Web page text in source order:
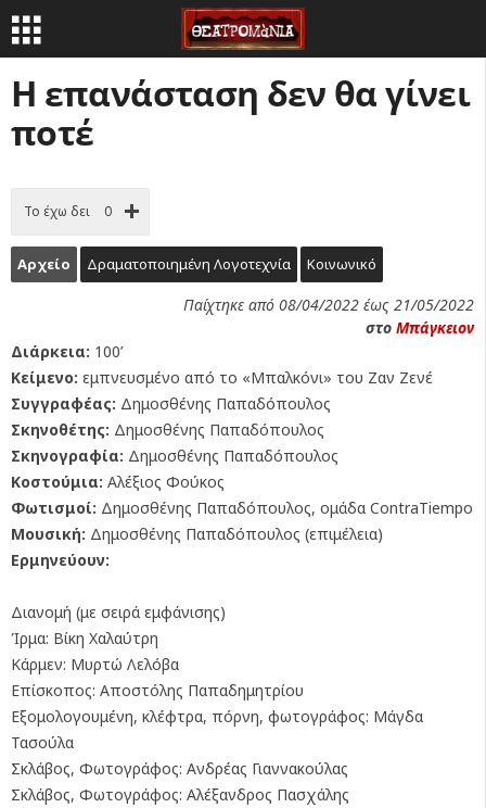
Η επανάσταση δεν θα γίνει
ποτέ
Το έχω δει 0
Αρχείο Δραματοποιημένη Λογοτεχνία Κοινωνικό
Παίχτηκε από 08/04/2022 έως 21/05/2022
στο Μπάγκειον
Διάρκεια: 100’
Κείμενο: εμπνευσμένο από το «Μπαλκόνι» του Ζαν Ζενέ
Συγγραφέας: Δημοσθένης Παπαδόπουλος
Σκηνοθέτης: Δημοσθένης Παπαδόπουλος
Σκηνογραφία: Δημοσθένης Παπαδόπουλος
Κοστούμια: Αλέξιος Φούκος
Φωτισμοί: Δημοσθένης Παπαδόπουλος, ομάδα ContraTiempo
Μουσική: Δημοσθένης Παπαδόπουλος (επιμέλεια)
Ερμηνεύουν:
Διανομή (με σειρά εμφάνισης)
Ίρμα: Βίκη Χαλαύτρη
Κάρμεν: Μυρτώ Λελόβα
Επίσκοπος: Αποστόλης Παπαδημητρίου
Εξομολογουμένη, κλέφτρα, πόρνη, φωτογράφος: Μάγδα
Τασούλα
Σκλάβος, Φωτογράφος: Ανδρέας Γιαννακούλας
Σκλάβος, Φωτογράφος: Αλέξανδρος Πασχάλης